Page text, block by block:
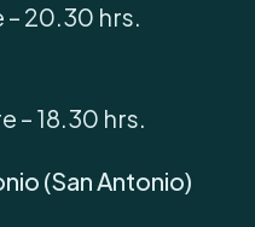
– 20.30 hrs.
– 18.30 hrs.
(San Antonio)